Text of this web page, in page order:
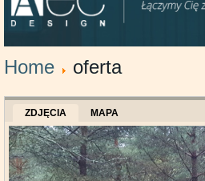
Home oferta
ZDJĘCIA MAPA